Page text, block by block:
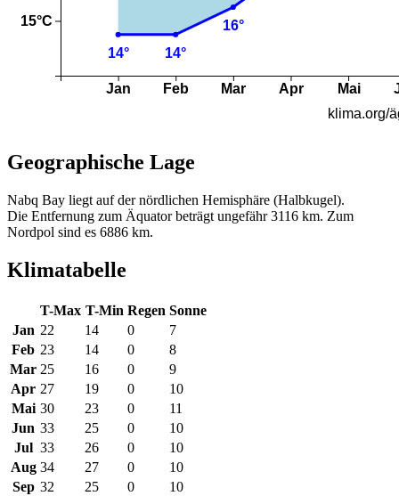
Geographische Lage
Nabq Bay liegt auf der nördlichen Hemisphäre (Halbkugel).
Die Entfernung zum Äquator beträgt ungefähr 3116 km. Zum
Nordpol sind es 6886 km.
Klimatabelle
T-Max T-Min Regen Sonne
Jan 22 14 0
7
Feb 23 14 0
8
Mar 25 16 0
9
Apr 27 19 0
10
Mai 30 23 0
11
Jun 33 25 0
10
Jul 33 26 0
10
Aug 34 27 0
10
Sep 32 25 0 10